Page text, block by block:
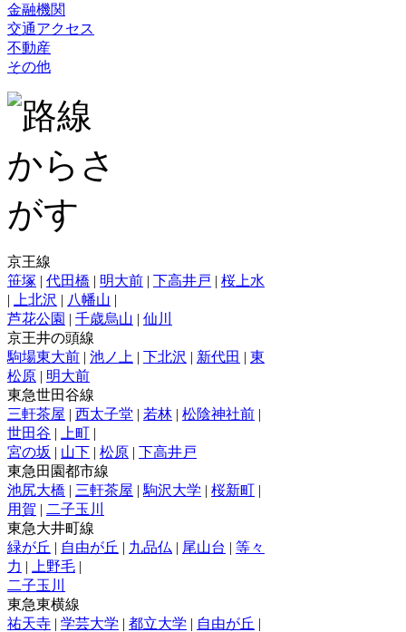
金融機関
交通アクセス
不動産
その他
京王線
笹塚 | 代田橋 | 明大前 | 下高井戸 | 桜上水
|
上北沢 | 八幡山 |
芦花公園 | 千歳烏山 | 仙川
京王井の頭線
駒場東大前 | 池ノ上 | 下北沢 | 新代田 | 東
松原 | 明大前
東急世田谷線
三軒茶屋 | 西太子堂 | 若林 | 松陰神社前 |
世田谷 | 上町 |
宮の坂 | 山下 | 松原 | 下高井戸
東急田園都市線
池尻大橋 | 三軒茶屋 | 駒沢大学 | 桜新町 |
用賀 | 二子玉川
東急大井町線
緑が丘 | 自由が丘 | 九品仏 | 尾山台 | 等々
力 | 上野毛 |
二子玉川
東急東横線
祐天寺 | 学芸大学 | 都立大学 | 自由が丘 |